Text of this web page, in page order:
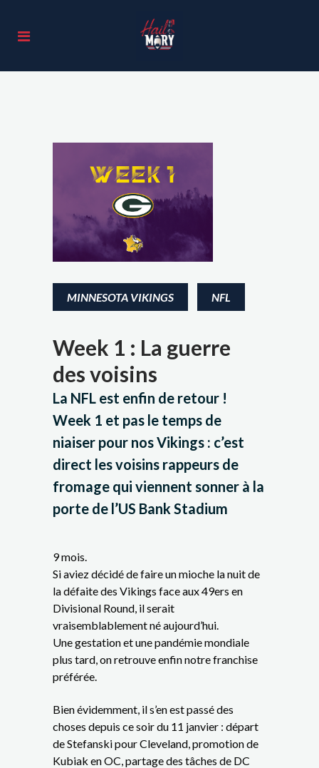
MINNESOTA VIKINGS NFL
Week 1 : La guerre
des voisins
La NFL est enfin de retour !
Week 1 et pas le temps de
niaiser pour nos Vikings : c’est
direct les voisins rappeurs de
fromage qui viennent sonner à la
porte de l’US Bank Stadium
9 mois.
Si aviez décidé de faire un mioche la nuit de
la défaite des Vikings face aux 49ers en
Divisional Round, il serait
vraisemblablement né aujourd’hui.
Une gestation et une pandémie mondiale
plus tard, on retrouve enfin notre franchise
préférée.
Bien évidemment, il s’en est passé des
choses depuis ce soir du 11 janvier : départ
de Stefanski pour Cleveland, promotion de
Kubiak en OC, partage des tâches de DC